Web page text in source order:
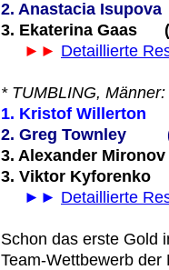
2. Anastacia Isupova
3. Ekaterina Gaas
►► Detaillierte
* TUMBLING, Männer:
1. Kristof Willerton
2. Greg Townley
3. Alexander
3. Viktor Kyforenko
►► Detaillierte
Schon das erste Gold
Team-Wettbewerb